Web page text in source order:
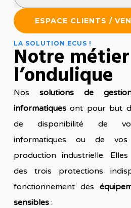
ESPACE CLIENTS /
LA SOLUTION ECUS !
Notre
l’ondulique
Nossolutions de
informatiquesont pour but
de disponibilité de
informatiques ou de vos
production industrielle.
des trois protections
fonctionnement des
sensibles: